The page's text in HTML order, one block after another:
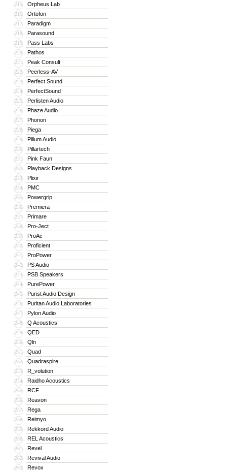
215 Orpheus Lab
216 Ortofon
217 Paradigm
218 Parasound
219 Pass Labs
220 Pathos
221 Peak Consult
222 Peerless-AV
223 Perfect Sound
224 PerfectSound
225 Perlisten Audio
226 Phaze Audio
227 Phonon
228 Piega
229 Pilium Audio
230 Pillartech
231 Pink Faun
232 Playback Designs
233 Plixir
234 PMC
235 Powergrip
236 Premiera
237 Primare
238 Pro-Ject
239 ProAc
240 Proficient
241 ProPower
242 PS Audio
243 PSB Speakers
244 PurePower
245 Purist Audio Design
246 Puritan Audio Laboratories
247 Pylon Audio
248 Q Acoustics
249 QED
250 Qln
251 Quad
252 Quadraspire
253 R_volution
254 Raidho Acoustics
255 RCF
256 Reavon
257 Rega
258 Reimyo
259 Rekkord Audio
260 REL Acoustics
261 Revel
262 Revival Audio
263 Revox